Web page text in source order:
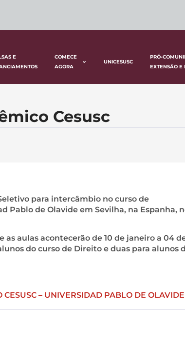
E
COMECE
AGORA
UNICESUSC
PRÓ-
EXTENSÃO E
Cesusc
para intercâmbio no curso de
Pablo de Olavide em Sevilha, na Espanha,
as aulas acontecerão de 10 de janeiro a 04
do curso de Direito e duas para alunos
– UNIVERSIDAD PABLO DE OLAVIDE